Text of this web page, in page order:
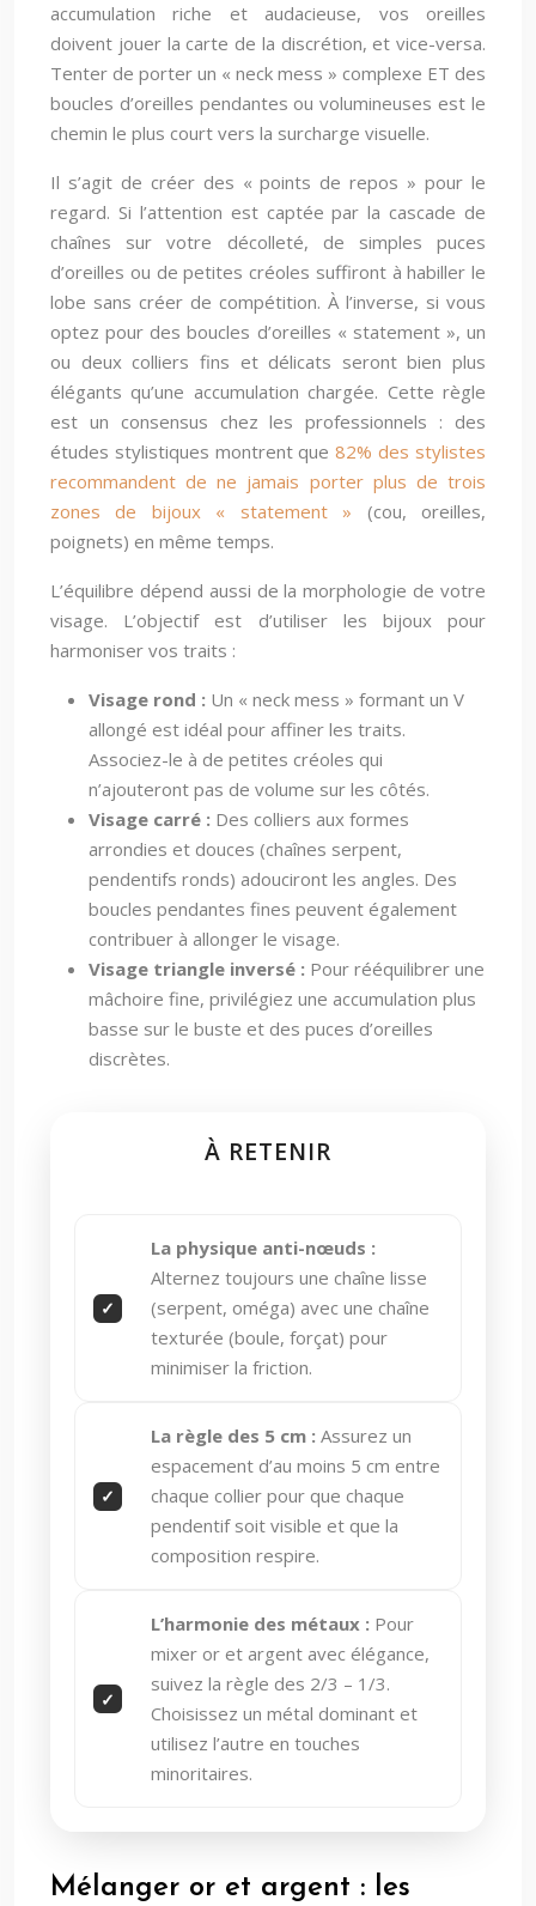
accumulation riche et audacieuse, vos oreilles
doivent jouer la carte de la discrétion, et vice-versa.
Tenter de porter un « neck mess » complexe ET des
boucles d’oreilles pendantes ou volumineuses est le
chemin le plus court vers la surcharge visuelle.
Il s’agit de créer des « points de repos » pour le
regard. Si l’attention est captée par la cascade de
chaînes sur votre décolleté, de simples puces
d’oreilles ou de petites créoles suffiront à habiller le
lobe sans créer de compétition. À l’inverse, si vous
optez pour des boucles d’oreilles « statement », un
ou deux colliers fins et délicats seront bien plus
élégants qu’une accumulation chargée. Cette règle
est un consensus chez les professionnels : des
études stylistiques montrent que82% des stylistes
recommandent de ne jamais porter plus de trois
zones de bijoux « statement » (cou, oreilles,
poignets) en même temps.
L’équilibre dépend aussi de la morphologie de votre
visage. L’objectif est d’utiliser les bijoux pour
harmoniser vos traits :
Visage rond : Un « neck mess » formant un V
allongé est idéal pour affiner les traits.
Associez-le à de petites créoles qui
n’ajouteront pas de volume sur les côtés.
Visage carré : Des colliers aux formes
arrondies et douces (chaînes serpent,
pendentifs ronds) adouciront les angles. Des
boucles pendantes fines peuvent également
contribuer à allonger le visage.
Visage triangle inversé : Pour rééquilibrer une
mâchoire fine, privilégiez une accumulation plus
basse sur le buste et des puces d’oreilles
discrètes.
À RETENIR
La physique anti-nœuds :
Alternez toujours une chaîne lisse
(serpent, oméga) avec une chaîne
texturée (boule, forçat) pour
minimiser la friction.
La règle des 5 cm : Assurez un
espacement d’au moins 5 cm entre
chaque collier pour que chaque
pendentif soit visible et que la
composition respire.
L’harmonie des métaux : Pour
mixer or et argent avec élégance,
suivez la règle des 2/3 – 1/3.
Choisissez un métal dominant et
utilisez l’autre en touches
minoritaires.
Mélanger or et argent : les